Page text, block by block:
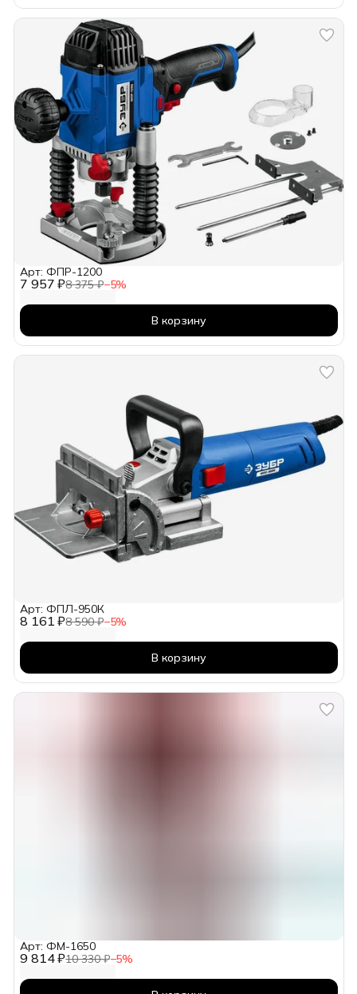
7 957 ₽8 375 ₽−5%
Арт: ФПР-1200
В корзину
8 161 ₽8 590 ₽−5%
Арт: ФПЛ-950К
В корзину
9 814 ₽10 330 ₽−5%
Арт: ФМ-1650